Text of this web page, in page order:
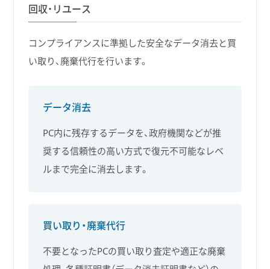
回収・リユース
コンプライアンスに準拠した安全なデータ消去と買
い取り、廃棄代行を行います。
データ消去
PC内に残存するデータを、政府機関などが推
奨する信頼性の高い方式で復元不可能なレベ
ルまで完全に消去します。
買い取り・廃棄代行
不要となったPCの買い取り査定や適正な廃棄